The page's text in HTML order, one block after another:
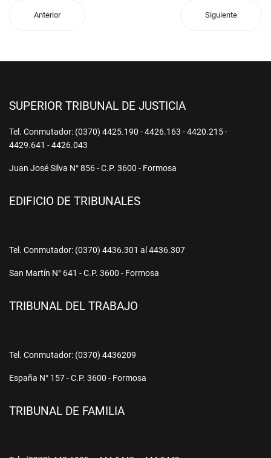
Anterior Siguiente
SUPERIOR TRIBUNAL DE JUSTICIA
Tel. Conmutador: (0370) 4425.190 - 4426.163 - 4420.215 -
4429.641 - 4426.043
Juan José Silva N° 856 - C.P. 3600 - Formosa
EDIFICIO DE TRIBUNALES
Tel. Conmutador: (0370) 4436.301 al 4436.307
San Martín N° 641 - C.P. 3600 - Formosa
TRIBUNAL DEL TRABAJO
Tel. Conmutador: (0370) 4436209
España N° 157 - C.P. 3600 - Formosa
TRIBUNAL DE FAMILIA